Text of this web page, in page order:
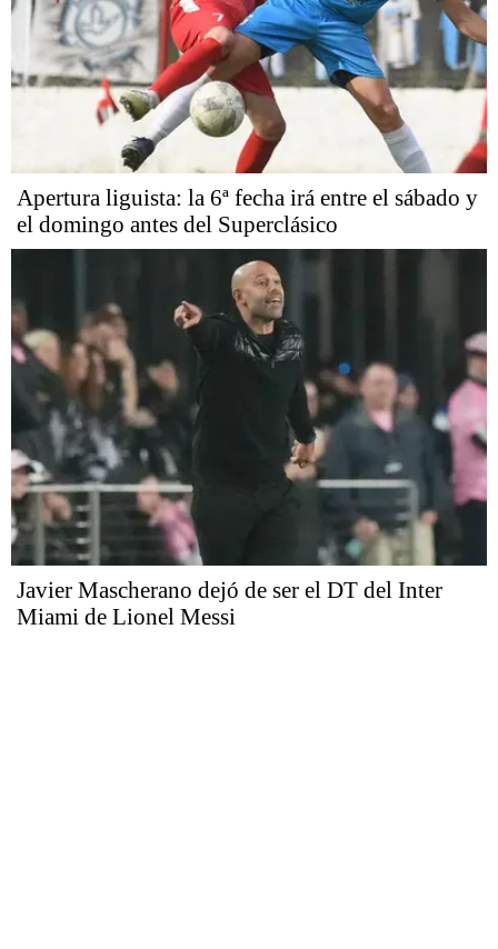
Apertura liguista: la 6ª fecha irá entre el sábado y
el domingo antes del Superclásico
Javier Mascherano dejó de ser el DT del Inter
Miami de Lionel Messi